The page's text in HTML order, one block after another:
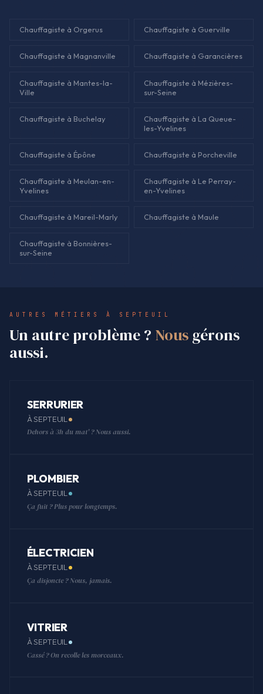
Chauffagiste à Orgerus Chauffagiste à Guerville
Chauffagiste à Magnanville Chauffagiste à Garancières
Chauffagiste à Mantes-la-
Ville
Chauffagiste à Mézières-
sur-Seine
Chauffagiste à Buchelay
Chauffagiste à La Queue-
les-Yvelines
Chauffagiste à Épône Chauffagiste à Porcheville
Chauffagiste à Meulan-en-
Yvelines
Chauffagiste à Le Perray-
en-Yvelines
Chauffagiste à Mareil-Marly Chauffagiste à Maule
Chauffagiste à Bonnières-
sur-Seine
AUTRES MÉTIERS À SEPTEUIL
Un autre problème ? Nous gérons
aussi.
SERRURIER
À SEPTEUIL
Dehors à 3h du mat' ? Nous aussi.
PLOMBIER
À SEPTEUIL
Ça fuit ? Plus pour longtemps.
ÉLECTRICIEN
À SEPTEUIL
Ça disjoncte ? Nous, jamais.
VITRIER
À SEPTEUIL
Cassé ? On recolle les morceaux.